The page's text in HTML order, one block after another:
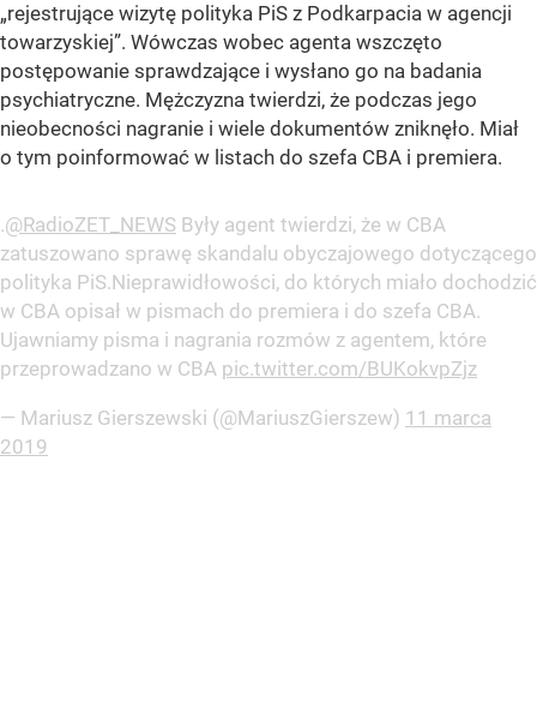
„rejestrujące wizytę polityka PiS z Podkarpacia w agencji
towarzyskiej”. Wówczas wobec agenta wszczęto
postępowanie sprawdzające i wysłano go na badania
psychiatryczne. Mężczyzna twierdzi, że podczas jego
nieobecności nagranie i wiele dokumentów zniknęło. Miał
o tym poinformować w listach do szefa CBA i premiera.
.@RadioZET_NEWS Były agent twierdzi, że w CBA
zatuszowano sprawę skandalu obyczajowego dotyczącego
polityka PiS.Nieprawidłowości, do których miało dochodzić
w CBA opisał w pismach do premiera i do szefa CBA.
Ujawniamy pisma i nagrania rozmów z agentem, które
przeprowadzano w CBA pic.twitter.com/BUKokvpZjz
— Mariusz Gierszewski (@MariuszGierszew) 11 marca
2019